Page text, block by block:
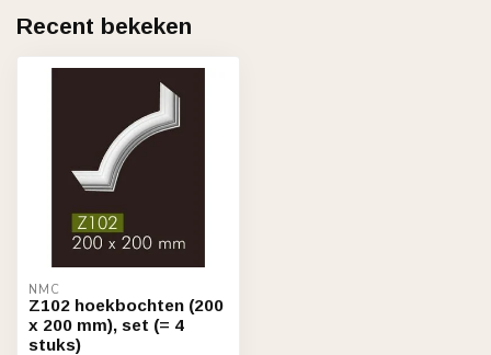
Recent bekeken
NMC
Z102 hoekbochten (200
x 200 mm), set (= 4
stuks)